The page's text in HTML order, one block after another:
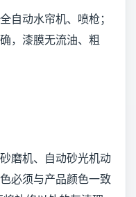
自动水帘机、喷枪；
，漆膜无流油、粗
磨机、自动砂光机动
必须与产品颜色一致